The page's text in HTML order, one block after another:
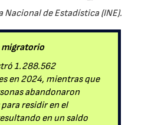
de Estadística (INE).
1.288.562
en 2024, mientras que
abandonaron
residir en el
en un saldo